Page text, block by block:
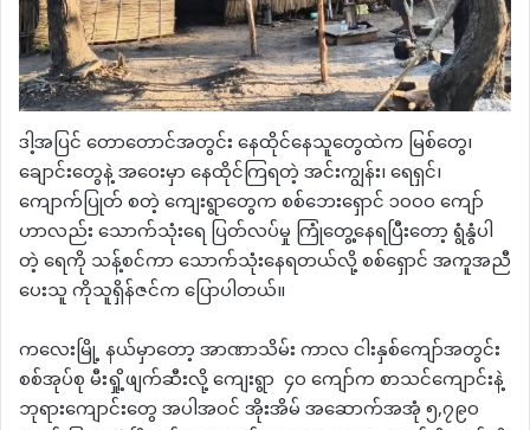
ဒါ့အပြင် တောတောင်အတွင်း နေထိုင်နေသူတွေထဲက မြစ်တွေ၊
ချောင်းတွေနဲ့ အဝေးမှာ နေထိုင်ကြရတဲ့ အင်းကျွန်း၊ ‌‌‌ရေရှင်၊
ကျောက်ပြုတ် စတဲ့ ကျေးရွာတွေက စစ်ဘေးရှောင် ၁၀၀၀ ကျော်
ဟာလည်း သောက်သုံးရေ ပြတ်လပ်မှု ကြုံတွေ့နေရပြီးတော့ ရွံနွံပါ
တဲ့ ရေကို သန့်စင်ကာ သောက်သုံးနေရတယ်လို့ စစ်ရှောင် အကူအညီ
ပေးသူ ကိုသူရှိန်ဇင်က ပြောပါတယ်။
ကလေးမြို့ နယ်မှာတော့ အာဏာသိမ်း ကာလ ငါးနှစ်ကျော်အတွင်း
စစ်အုပ်စု မီးရှို့ဖျက်ဆီးလို့ ‌ကျေးရွာ ၄၀ ကျော်က စာသင်ကျောင်းနဲ့
ဘုရားကျောင်းတွေ အပါအဝင် အိုးအိမ် အဆောက်အအုံ ၅,၇၉၀